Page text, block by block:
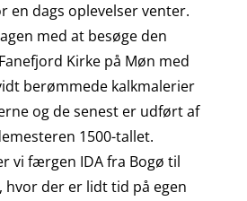
en dags oplevelser venter.
med at besøge den
Kirke på Møn med
berømmede kalkmalerier
og de senest er udført af
1500-tallet.
vi færgen IDA fra Bogø til
hvor der er lidt tid på egen